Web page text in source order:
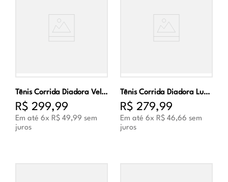
Tênis Corrida Diadora Veloce Unissex Preto e Prata
R$ 299,99
Em até 6x R$ 49,99 sem
juros
Tênis Corrida Diadora Lunare Unissex Preto e Branco
R$ 279,99
Em até 6x R$ 46,66 sem
juros